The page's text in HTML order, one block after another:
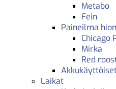
Metabo
Fein
Paineilma
Chicago
Mirka
Red
Laikat